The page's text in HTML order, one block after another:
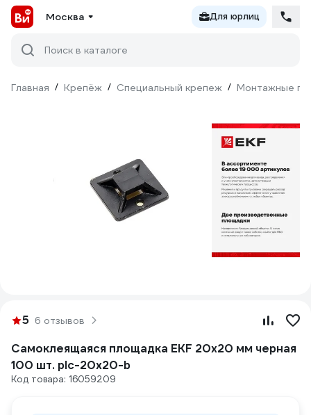
Москва Для юрлиц
Поиск в каталоге
Главная / Крепёж / Специальный крепеж / Монтажные
5 6 отзывов
Самоклеящаяся площадка EKF 20х20 мм черная
100 шт. plc-20x20-b
Код товара: 16059209